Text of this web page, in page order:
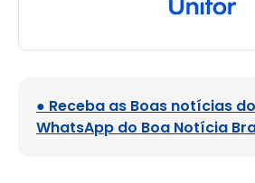
● Receba as Boas notícias
WhatsApp do Boa Notícia